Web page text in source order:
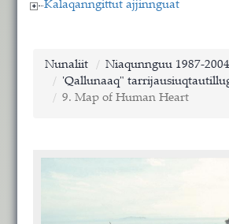
Kalaqanngittut ajjinnguat
Nunaliit
Niaqunnguu 1987-2004
'Qallunaaq"
9. Map of Human Heart